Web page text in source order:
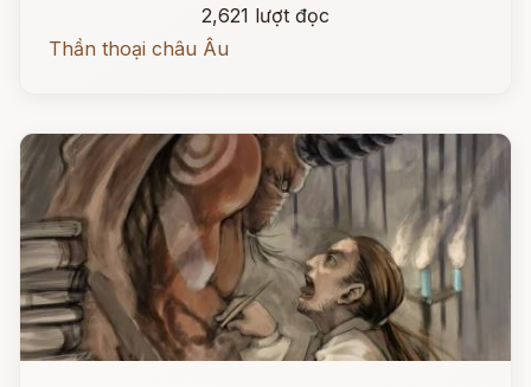
2,621 lượt đọc
Thần thoại châu Âu